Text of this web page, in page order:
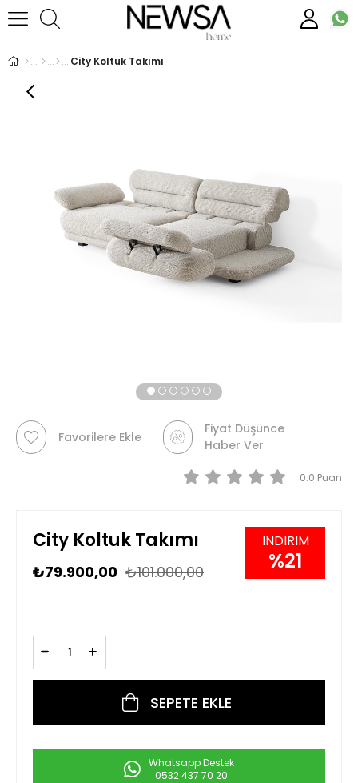
City Koltuk Takımı
Favorilere Ekle
Fiyat Düşünce
Haber Ver
0.0
City Koltuk Takımı
₺101.000,00
₺79.900,00 21
Whatsapp Destek
0532 437 70 20